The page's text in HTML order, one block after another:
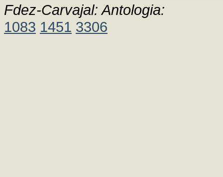
Fdez-Carvajal: Antologia:
1083 1451 3306